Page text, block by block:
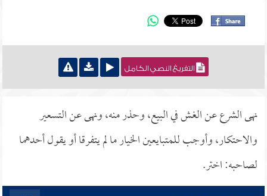
التفريغ النصي الكامل
نهى الشرع عن الغش في البيع، وحذر منه، ونهى عن التسعير
والاحتكار، وأوجب للمتبايعين الخيار ما لم يتفرقا أو يقول أحدهما
لصاحبه: اختر.